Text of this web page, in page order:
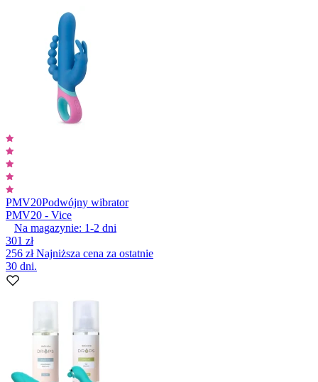
PMV20Podwójny wibrator
PMV20 - Vice
Na magazynie: 1-2 dni
301 zł
256 złNajniższa cena za ostatnie
30 dni.